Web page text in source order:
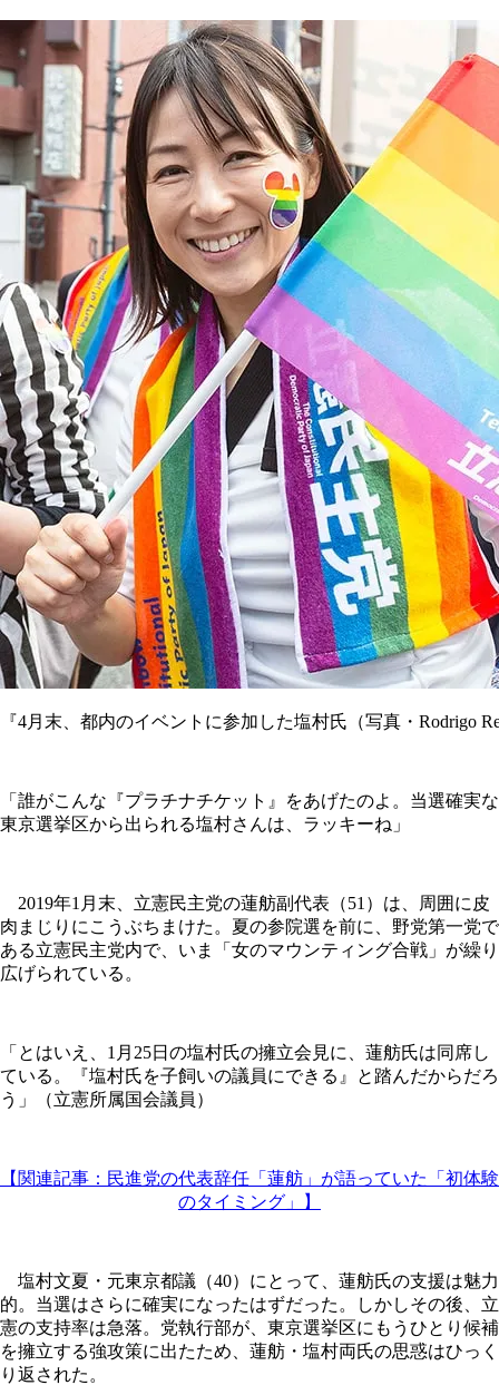
『4月末、都内のイベントに参加した塩村氏（写真・Rodrigo
「誰がこんな『プラチナチケット』をあげたのよ。当選確実な
東京選挙区から出られる塩村さんは、ラッキーね」
2019年1月末、立憲民主党の蓮舫副代表（51）は、周囲に皮
肉まじりにこうぶちまけた。夏の参院選を前に、野党第一党で
ある立憲民主党内で、いま「女のマウンティング合戦」が繰り
広げられている。
「とはいえ、1月25日の塩村氏の擁立会見に、蓮舫氏は同席し
ている。『塩村氏を子飼いの議員にできる』と踏んだからだろ
う」（立憲所属国会議員）
【関連記事：民進党の代表辞任「蓮舫」が語っていた「初体験
のタイミング」】
塩村文夏・元東京都議（40）にとって、蓮舫氏の支援は魅力
的。当選はさらに確実になったはずだった。しかしその後、立
憲の支持率は急落。党執行部が、東京選挙区にもうひとり候補
を擁立する強攻策に出たため、蓮舫・塩村両氏の思惑はひっく
り返された。